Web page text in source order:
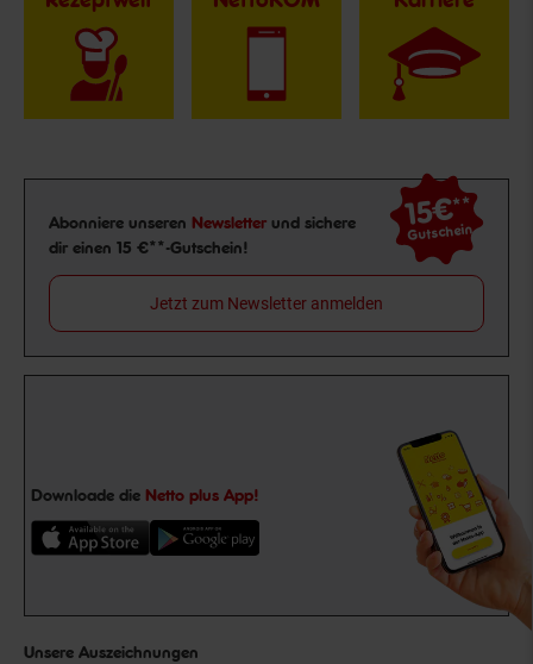
Newsletter Anmeldung
Abonniere unseren Newsletter und sichere
dir einen 15 €**-Gutschein!
15€**
Gutschein
Jetzt zum Newsletter anmelden
Downloade die Netto plus App!
Unsere Auszeichnungen